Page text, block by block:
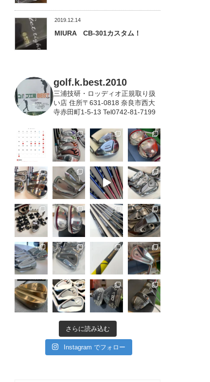
2019.12.14
MIURA CB-301カスタム！
golf.k.best.2010
三浦技研・ロッディオ正規取り扱
い店 住所〒631-0818 奈良市西大
寺赤田町1-5-13 Tel0742-81-7199
さらに読み込む
Instagram でフォロー